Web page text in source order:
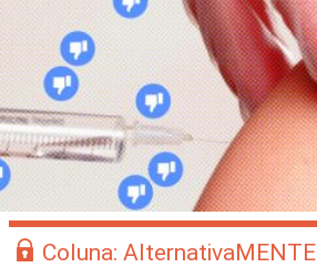
Coluna: AlternativaMENTE